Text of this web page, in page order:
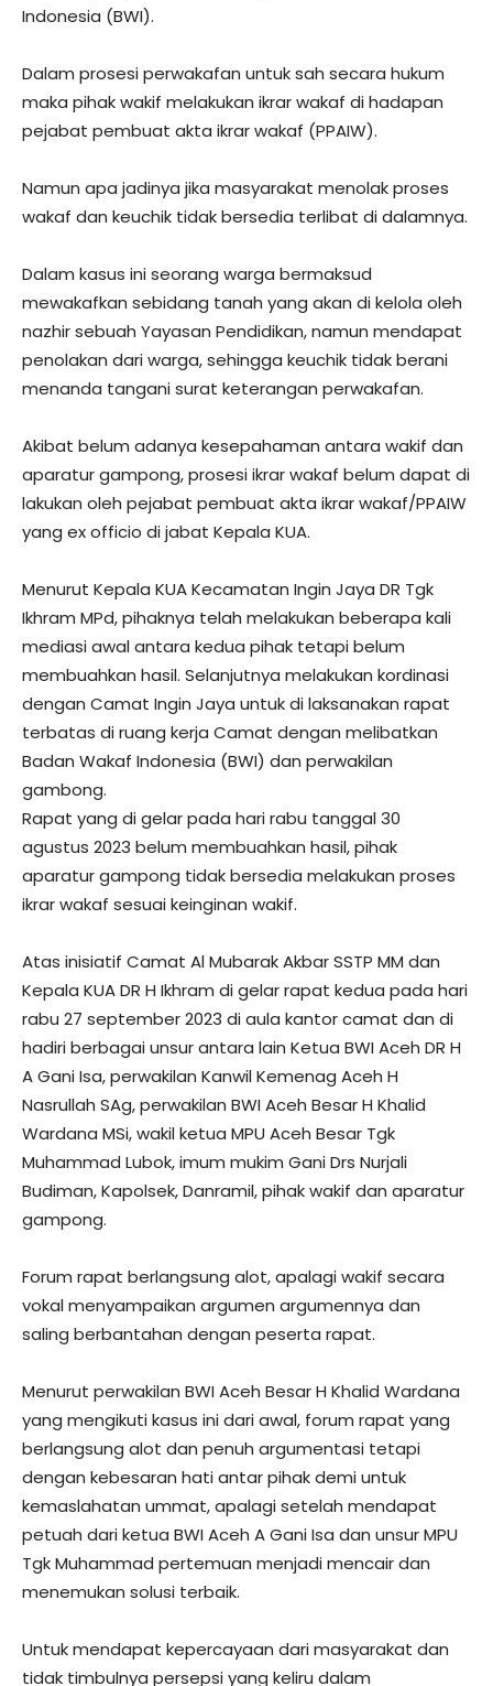
Indonesia (BWI).
Dalam prosesi perwakafan untuk sah secara hukum
maka pihak wakif melakukan ikrar wakaf di hadapan
pejabat pembuat akta ikrar wakaf (PPAIW).
Namun apa jadinya jika masyarakat menolak proses
wakaf dan keuchik tidak bersedia terlibat di dalamnya.
Dalam kasus ini seorang warga bermaksud
mewakafkan sebidang tanah yang akan di kelola oleh
nazhir sebuah Yayasan Pendidikan, namun mendapat
penolakan dari warga, sehingga keuchik tidak berani
menanda tangani surat keterangan perwakafan.
Akibat belum adanya kesepahaman antara wakif dan
aparatur gampong, prosesi ikrar wakaf belum dapat di
lakukan oleh pejabat pembuat akta ikrar wakaf/PPAIW
yang ex officio di jabat Kepala KUA.
Menurut Kepala KUA Kecamatan Ingin Jaya DR Tgk
Ikhram MPd, pihaknya telah melakukan beberapa kali
mediasi awal antara kedua pihak tetapi belum
membuahkan hasil. Selanjutnya melakukan kordinasi
dengan Camat Ingin Jaya untuk di laksanakan rapat
terbatas di ruang kerja Camat dengan melibatkan
Badan Wakaf Indonesia (BWI) dan perwakilan
gambong.
Rapat yang di gelar pada hari rabu tanggal 30
agustus 2023 belum membuahkan hasil, pihak
aparatur gampong tidak bersedia melakukan proses
ikrar wakaf sesuai keinginan wakif.
Atas inisiatif Camat Al Mubarak Akbar SSTP MM dan
Kepala KUA DR H Ikhram di gelar rapat kedua pada hari
rabu 27 september 2023 di aula kantor camat dan di
hadiri berbagai unsur antara lain Ketua BWI Aceh DR H
A Gani Isa, perwakilan Kanwil Kemenag Aceh H
Nasrullah SAg, perwakilan BWI Aceh Besar H Khalid
Wardana MSi, wakil ketua MPU Aceh Besar Tgk
Muhammad Lubok, imum mukim Gani Drs Nurjali
Budiman, Kapolsek, Danramil, pihak wakif dan aparatur
gampong.
Forum rapat berlangsung alot, apalagi wakif secara
vokal menyampaikan argumen argumennya dan
saling berbantahan dengan peserta rapat.
Menurut perwakilan BWI Aceh Besar H Khalid Wardana
yang mengikuti kasus ini dari awal, forum rapat yang
berlangsung alot dan penuh argumentasi tetapi
dengan kebesaran hati antar pihak demi untuk
kemaslahatan ummat, apalagi setelah mendapat
petuah dari ketua BWI Aceh A Gani Isa dan unsur MPU
Tgk Muhammad pertemuan menjadi mencair dan
menemukan solusi terbaik.
Untuk mendapat kepercayaan dari masyarakat dan
tidak timbulnya persepsi yang keliru dalam